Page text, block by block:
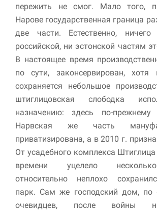
пережить не смог. Мало того,
Нарове государственная граница
две части. Естественно,
российской, ни эстонской частям
В настоящее время
по сути, законсервирован, хотя
сохраняется небольшое
штиглицовская слободка
назначению: здесь по-
Нарвская же часть
приватизирована, а в 2010 г.
От усадебного комплекса
времени уцелело
относительно неплохо
парк. Сам же господский дом, по
очевидцев, после войны